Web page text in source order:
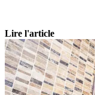
Lire l'article